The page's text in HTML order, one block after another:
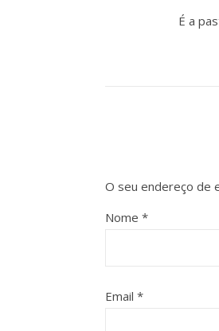
É a
O seu endereço de
Nome *
Email *